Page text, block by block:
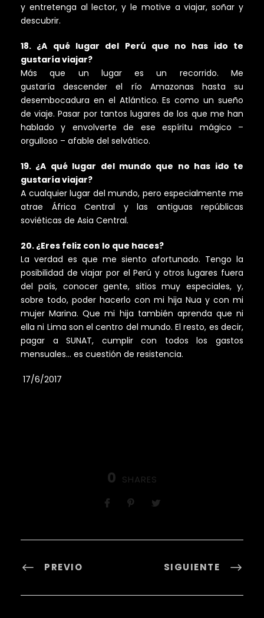
y entretenga al lector, y le motive a viajar, soñar y
descubrir.
18. ¿A qué lugar del Perú que no has ido te
gustaría viajar?
Más que un lugar es un recorrido. Me
gustaría descender el río Amazonas hasta su
desembocadura en el Atlántico. Es como un sueño
de viaje. Pasar por tantos lugares de los que me han
hablado y envolverte de ese espíritu mágico –
orgulloso – afable del selvático.
19. ¿A qué lugar del mundo que no has ido te
gustaría viajar?
A cualquier lugar del mundo, pero especialmente me
atrae África Central y las antiguas repúblicas
soviéticas de Asia Central.
20. ¿Eres feliz con lo que haces?
La verdad es que me siento afortunado. Tengo la
posibilidad de viajar por el Perú y otros lugares fuera
del país, conocer gente, sitios muy especiales, y,
sobre todo, poder hacerlo con mi hija Nua y con mi
mujer Marina. Que mi hija también aprenda que ni
ella ni Lima son el centro del mundo. El resto, es decir,
pagar a SUNAT, cumplir con todos los gastos
mensuales… es cuestión de resistencia.
17/6/2017
0 SHARES
PREVIO SIGUIENTE